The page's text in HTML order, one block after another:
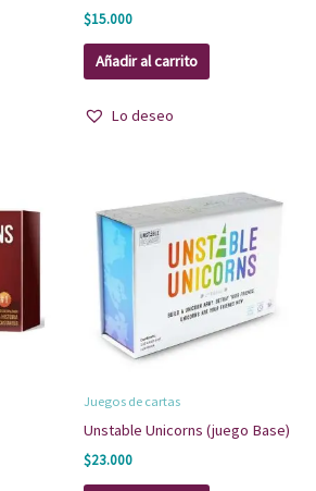
$15.000
Añadir al carrito
Lo deseo
Juegos de cartas
Unstable Unicorns (juego Base)
$23.000